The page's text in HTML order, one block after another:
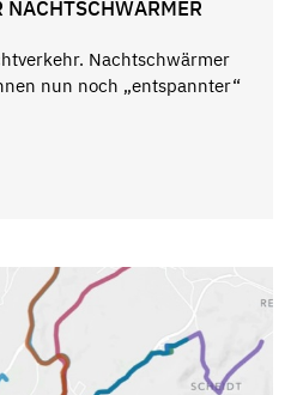
NACHTSCHWÄRMER
Nachtschwärmer
nun noch „entspannter“